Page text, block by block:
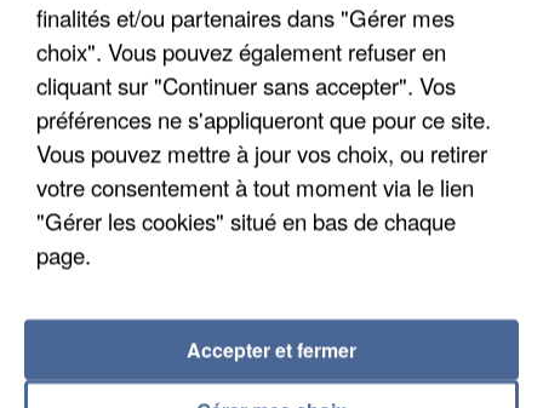
UN SECOND CADRE DE LA DZ MAFIA
INTERPELLÉ EN ALGÉRIE
finalités et/ou partenaires dans "Gérer mes
choix". Vous pouvez également refuser en
cliquant sur "Continuer sans accepter". Vos
préférences ne s'appliqueront que pour ce site.
Vous pouvez mettre à jour vos choix, ou retirer
votre consentement à tout moment via le lien
"Gérer les cookies" situé en bas de chaque
page.
Accepter et fermer